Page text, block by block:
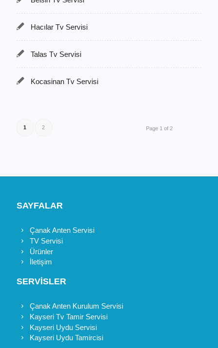
Hacılar Tv Servisi
Talas Tv Servisi
Kocasinan Tv Servisi
Page 1 of 2
1 2
SAYFALAR
Çanak Anten Servisi
TV Servisi
Ürünler
İletişim
SERVİSLER
Çanak Anten Kurulum Servisi
Kayseri Tv Tamir Servisi
Kayseri Uydu Servisi
Kayseri Uydu Tamircisi